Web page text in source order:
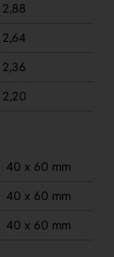
40 x 60 mm
40 x 60 mm
40 x 60 mm